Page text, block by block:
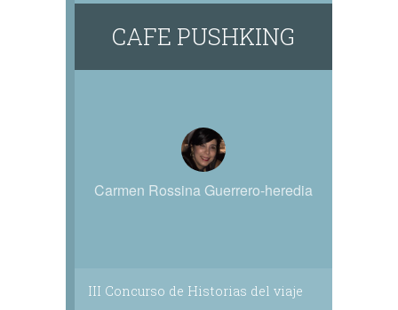
CAFE PUSHKING
Carmen Rossina Guerrero-heredia
III Concurso de Historias del viaje